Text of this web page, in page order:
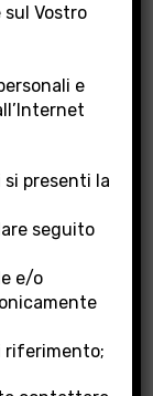
BPLaj”
Vostro
e
presenti la
seguito
e/o
riferimento;